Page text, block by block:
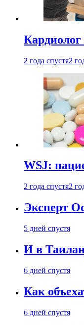
2 года спустя2
WSJ:
2 года спустя2
Эксперт
5 дней спустя
И в
6 дней спустя
Как
6 дней спустя